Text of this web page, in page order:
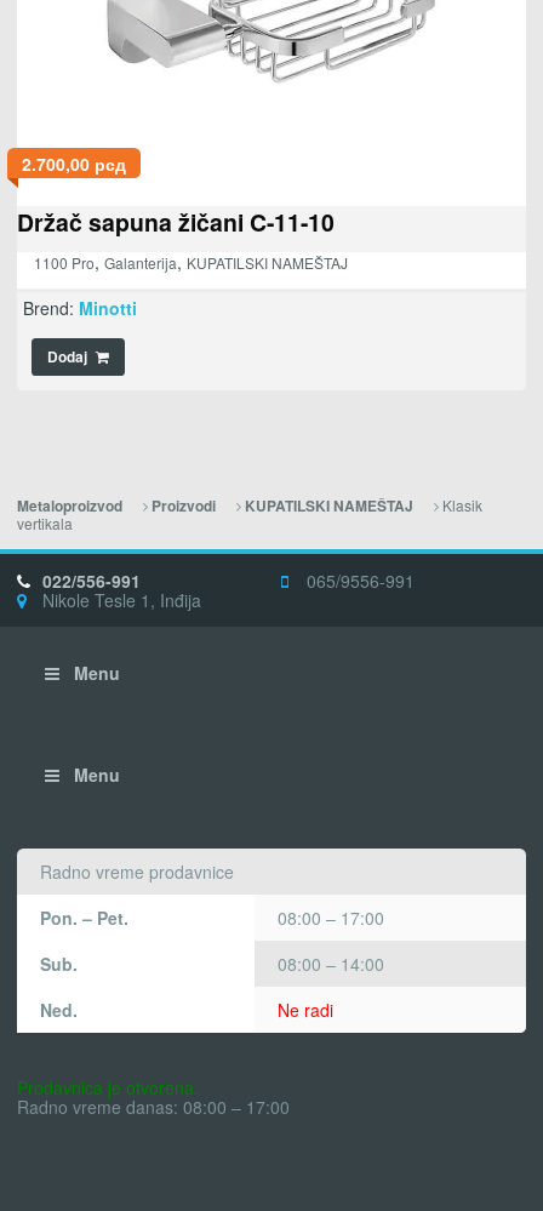
2.700,00 рсд
Držač sapuna žičani C-11-10
1100 Pro, Galanterija, KUPATILSKI NAMEŠTAJ
Brend: Minotti
Dodaj
Metaloproizvod Proizvodi KUPATILSKI NAMEŠTAJ
Klasik
vertikala
022/556-991
065/9556-991
Nikole Tesle 1, Inđija
Menu
Menu
Radno vreme prodavnice
Pon. – Pet.
08:00 – 17:00
Sub.
08:00 – 14:00
Ned.
Ne radi
Prodavnica je otvorena.
Radno vreme danas: 08:00 – 17:00